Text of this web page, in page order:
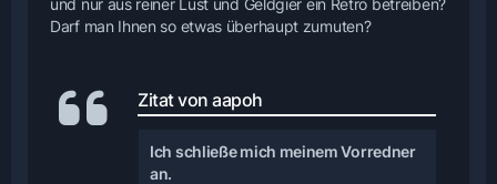
und nur aus reiner Lust und Geldgier ein Retro betreiben?
Darf man Ihnen so etwas überhaupt zumuten?
Zitat von aapoh
Ich schließe mich meinem Vorredner
an.